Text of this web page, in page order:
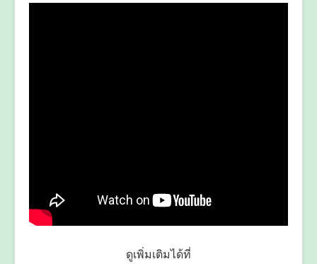
ดูเพิ่มเติมได้ที่